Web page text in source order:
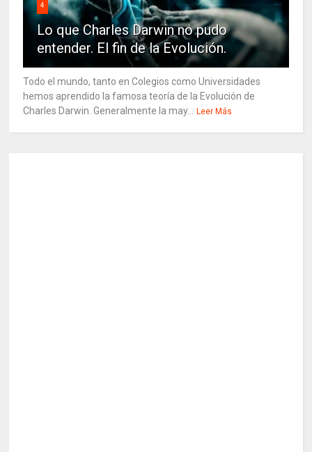
4
Lo que Charles Darwin no pudo
entender. El fin de la Evolución.
Todo el mundo, tanto en Colegios como Universidades
hemos aprendido la famosa teoría de la Evolución de
Charles Darwin. Generalmente la may...
Leer Más